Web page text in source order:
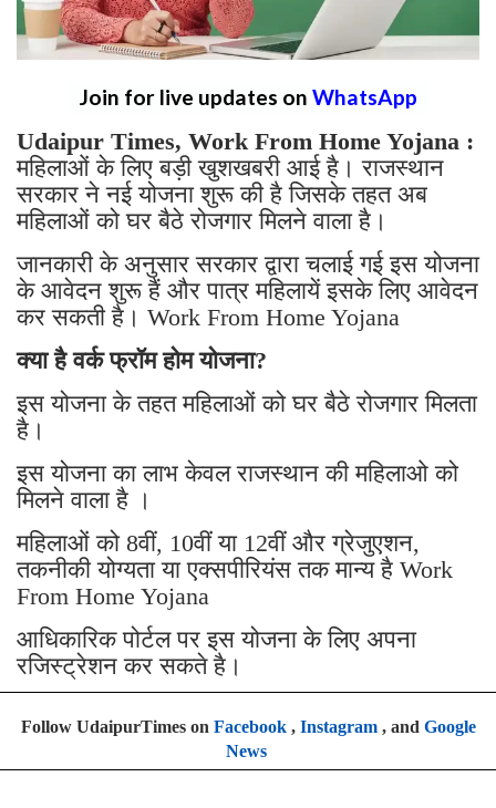
Join for live updates on WhatsApp
Udaipur Times, Work From Home Yojana :
महिलाओं के लिए बड़ी खुशखबरी आई है। राजस्थान
सरकार ने नई योजना शुरू की है जिसके तहत अब
महिलाओं को घर बैठे रोजगार मिलने वाला है।
जानकारी के अनुसार सरकार द्वारा चलाई गई इस योजना
के आवेदन शुरू हैं और पात्र महिलायें इसके लिए आवेदन
कर सकती है। Work From Home Yojana
क्या है वर्क फ्रॉम होम योजना?
इस योजना के तहत महिलाओं को घर बैठे रोजगार मिलता
है।
इस योजना का लाभ केवल राजस्थान की महिलाओ को
मिलने वाला है ।
महिलाओं को 8वीं, 10वीं या 12वीं और ग्रेजुएशन,
तकनीकी योग्यता या एक्सपीरियंस तक मान्य है Work
From Home Yojana
आधिकारिक पोर्टल पर इस योजना के लिए अपना
रजिस्ट्रेशन कर सकते है।
Follow UdaipurTimes on Facebook, Instagram, and Google
News